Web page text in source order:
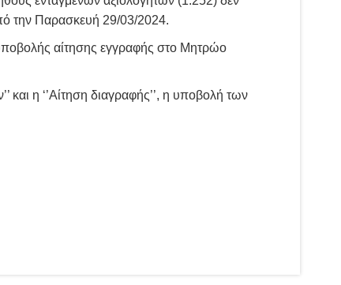
την Παρασκευή 29/03/2024.
αίτησης εγγραφής στο Μητρώο
και η ‘’Αίτηση διαγραφής’’, η υποβολή των